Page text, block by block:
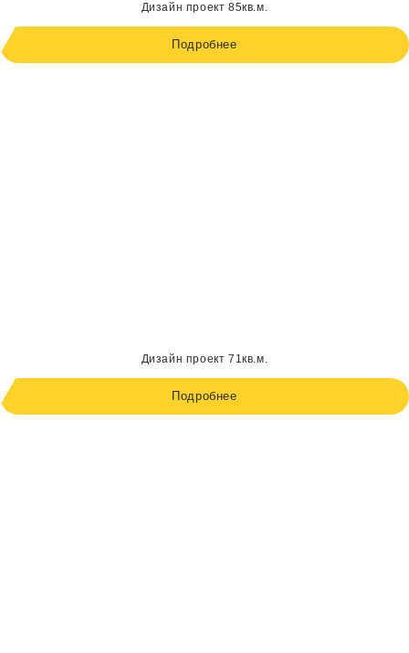
Дизайн проект 85кв.м.
Подробнее
Дизайн проект 71кв.м.
Подробнее